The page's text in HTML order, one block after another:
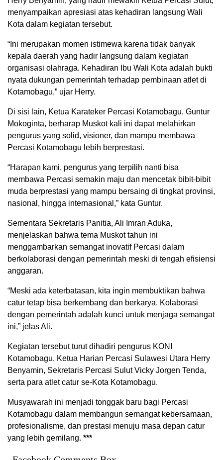
menyampaikan apresiasi atas kehadiran langsung Wali
Kota dalam kegiatan tersebut.
“Ini merupakan momen istimewa karena tidak banyak
kepala daerah yang hadir langsung dalam kegiatan
organisasi olahraga. Kehadiran Ibu Wali Kota adalah bukti
nyata dukungan pemerintah terhadap pembinaan atlet di
Kotamobagu,” ujar Herry.
Di sisi lain, Ketua Karateker Percasi Kotamobagu, Guntur
Mokoginta, berharap Muskot kali ini dapat melahirkan
pengurus yang solid, visioner, dan mampu membawa
Percasi Kotamobagu lebih berprestasi.
“Harapan kami, pengurus yang terpilih nanti bisa
membawa Percasi semakin maju dan mencetak bibit-bibit
muda berprestasi yang mampu bersaing di tingkat provinsi,
nasional, hingga internasional,” kata Guntur.
Sementara Sekretaris Panitia, Ali Imran Aduka,
menjelaskan bahwa tema Muskot tahun ini
menggambarkan semangat inovatif Percasi dalam
berkolaborasi dengan pemerintah meski di tengah efisiensi
anggaran.
“Meski ada keterbatasan, kita ingin membuktikan bahwa
catur tetap bisa berkembang dan berkarya. Kolaborasi
dengan pemerintah adalah kunci untuk menjaga semangat
ini,” jelas Ali.
Kegiatan tersebut turut dihadiri pengurus KONI
Kotamobagu, Ketua Harian Percasi Sulawesi Utara Herry
Benyamin, Sekretaris Percasi Sulut Vicky Jorgen Tenda,
serta para atlet catur se-Kota Kotamobagu.
Musyawarah ini menjadi tonggak baru bagi Percasi
Kotamobagu dalam membangun semangat kebersamaan,
profesionalisme, dan prestasi menuju masa depan catur
yang lebih gemilang. ***